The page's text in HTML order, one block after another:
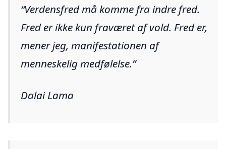
Verdensfred må komme fra indre fred.
Fred er ikke kun fraværet af vold. Fred er,
mener jeg, manifestationen af
menneskelig medfølelse.
Dalai Lama